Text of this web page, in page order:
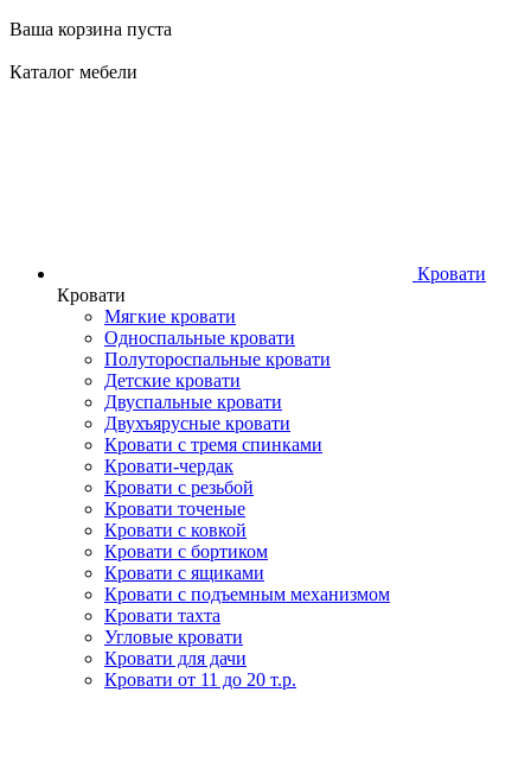
Ваша корзина пуста
Каталог мебели
Кровати
Кровати
Мягкие кровати
Односпальные кровати
Полутороспальные кровати
Детские кровати
Двуспальные кровати
Двухъярусные кровати
Кровати с тремя спинками
Кровати-чердак
Кровати с резьбой
Кровати точеные
Кровати с ковкой
Кровати с бортиком
Кровати с ящиками
Кровати с подъемным механизмом
Кровати тахта
Угловые кровати
Кровати для дачи
Кровати от 11 до 20 т.р.